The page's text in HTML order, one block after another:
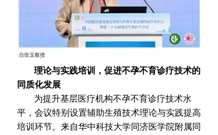
理论与实践培训，促进不孕不育诊疗技术的
同质化发展
为提升基层医疗机构不孕不育诊疗技术水
平，会议特别设置辅助生殖技术理论与实践提高
培训环节。来自华中科技大学同济医学院附属同